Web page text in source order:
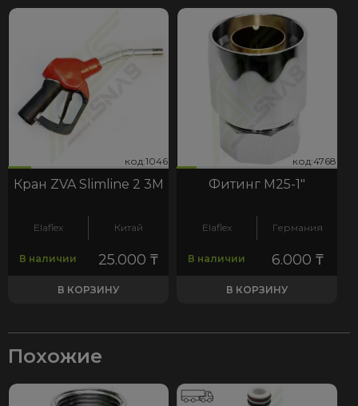
код:1046 код:1046
Кран ZVA Slimline 2 3М
Elaflex Китай
В наличии 25.000₸
В КОРЗИНУ
код:4768 код:4768
Фитинг М25-1"
Elaflex Германия
В наличии 6.000 ₸
В КОРЗИНУ
Похожие